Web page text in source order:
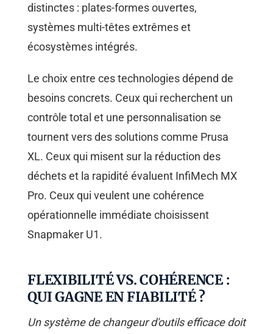
distinctes : plates-formes ouvertes,
systèmes multi-têtes extrêmes et
écosystèmes intégrés.
Le choix entre ces technologies dépend de
besoins concrets. Ceux qui recherchent un
contrôle total et une personnalisation se
tournent vers des solutions comme Prusa
XL. Ceux qui misent sur la réduction des
déchets et la rapidité évaluent InfiMech MX
Pro. Ceux qui veulent une cohérence
opérationnelle immédiate choisissent
Snapmaker U1.
FLEXIBILITÉ VS. COHÉRENCE :
QUI GAGNE EN FIABILITÉ ?
Un système de changeur d'outils efficace doit